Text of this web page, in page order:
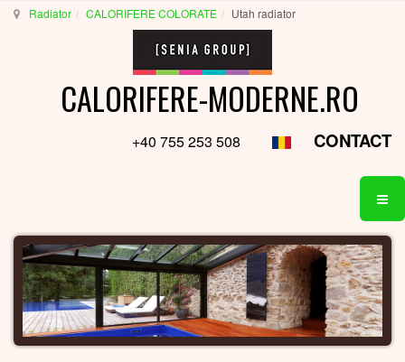
Radiator CALORIFERE COLORATE Utah radiator
CALORIFERE-MODERNE.RO
+40 755 253 508 CONTACT